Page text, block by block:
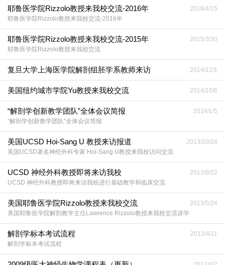
2016/4/15
耶鲁医学院Rizzolo教授来我校交流-2016年
耶鲁医学院Rizzolo教授来我校交流-2016年
2015/3/30
耶鲁医学院Rizzolo教授来我校交流-2015年
耶鲁医学院Rizzolo教授来我校交流
2014/12/1
复旦大学上海医学院解剖组胚学系教师来访
2014/10/6
美国纽约城市学院Yu教授来我校交流
2014/1/5
“解剖学创新教学团队”全体会议简报
“解剖学创新教学团队”全体会议简报
2013/10/28
美国UCSD Hoi-Sang U 教授来访报道
美国UCSD著名神经外科专家 Hoi-Sang U教授来我校访问交流
2013/9/22
UCSD 神经外科教授即将来访我校
UCSD 神经外科教授即将来访我校进行基础教学和临床交流
2013/5/24
美国耶鲁医学院Rizzolo教授来我校交流
美国耶鲁医学院解剖教学主任Lawrence Rizzolo教授来我校交流讲学
2013/4/11
解剖学标本考试流程
解剖学标本考试流程